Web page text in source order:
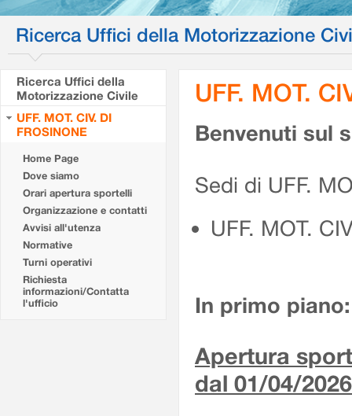
Ricerca Uffici della Motorizzazione
Ricerca Uffici della
Motorizzazione Civile
UFF. MOT. CIV. DI
FROSINONE
Home Page
Dove siamo
Orari apertura sportelli
Organizzazione e contatti
Avvisi all'utenza
Normative
Turni operativi
Richiesta
informazioni/Contatta
l'ufficio
UFF. MOT.
Benvenuti sul
Sedi di UFF.
UFF. MOT.
In primo piano:
Apertura
dal 01/04/2026